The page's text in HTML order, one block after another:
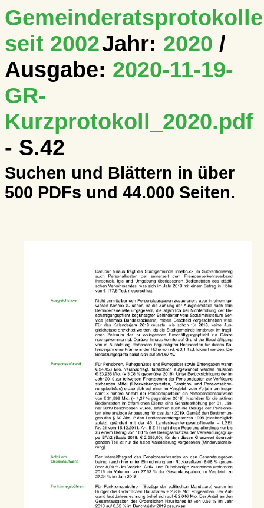
Gemeinderatsprotokolle
seit 2002Jahr: 2020 /
Ausgabe: 2020-11-19-
GR-
Kurzprotokoll_2020.pdf
- S.42
Suchen und Blättern in über
500 PDFs und 44.000 Seiten.